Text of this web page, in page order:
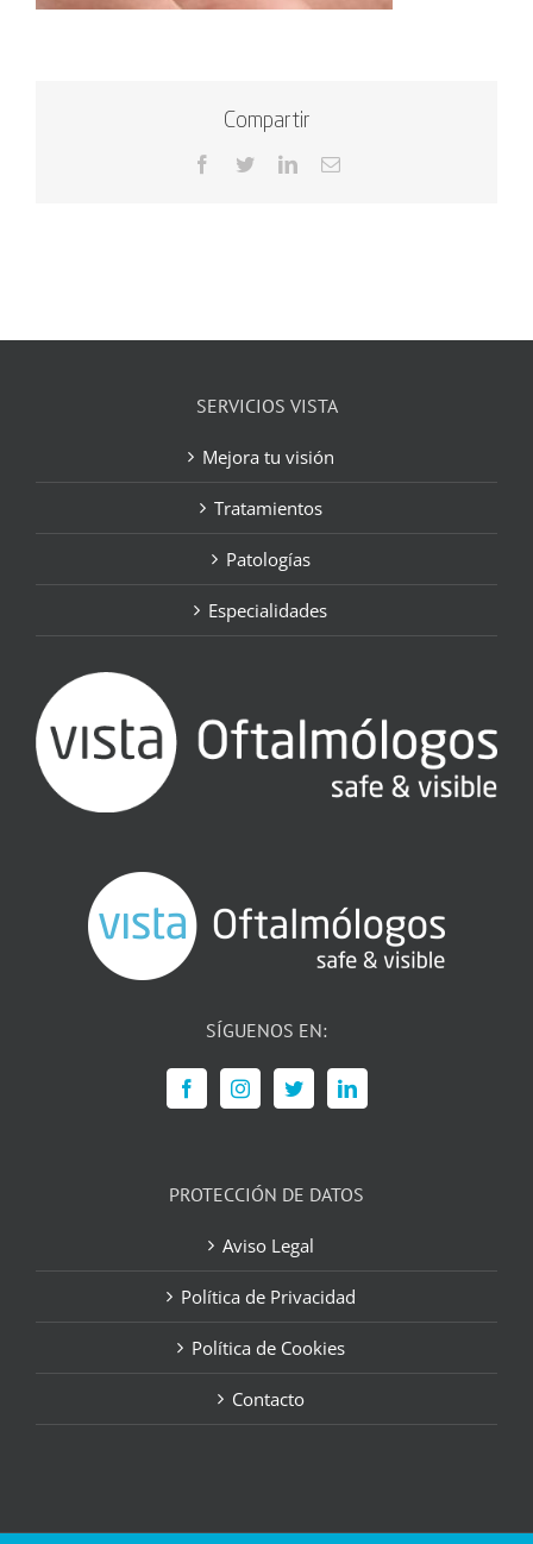
Compartir
Facebook
TwitterLinkedInCorreo
SERVICIOS VISTA
Mejora tu visión
Tratamientos
Patologías
Especialidades
SÍGUENOS EN:
PROTECCIÓN DE DATOS
Aviso Legal
Política de Privacidad
Política de Cookies
Contacto